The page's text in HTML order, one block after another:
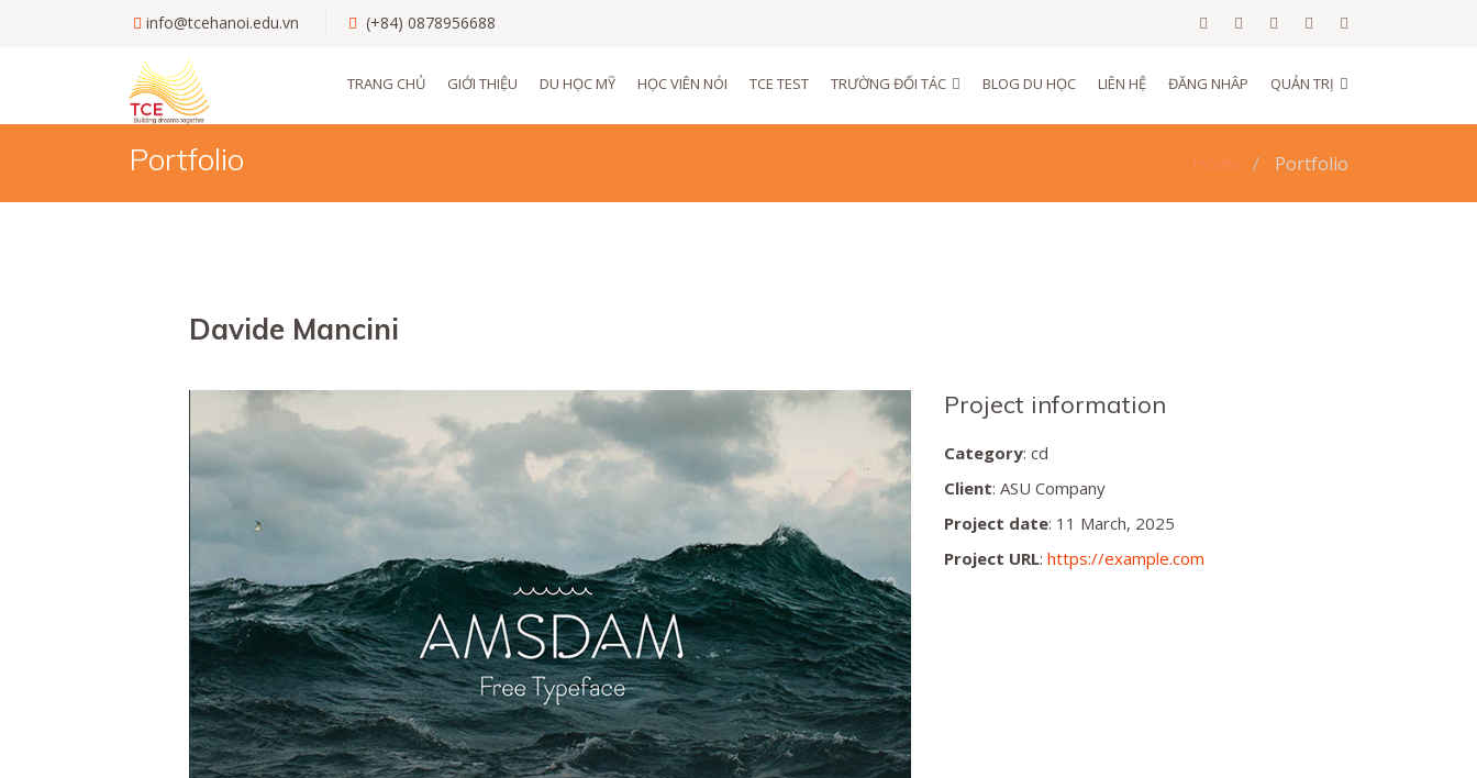
info@tcehanoi.edu.vn (+84) 0878956688
Main
navigation
TRANG CHỦ GIỚI THIỆU DU HỌC MỸ HỌC VIÊN NÓI TCE TEST TRƯỜNG ĐỐI TÁC BLOG DU HỌC LIÊN HỆ ĐĂNG NHÂP QUẢN TRỊ
Portfolio Home Portfolio
Davide Mancini
Project information
Category: cd
Client: ASU Company
Project date: 11 March, 2025
Project URL: https://example.com